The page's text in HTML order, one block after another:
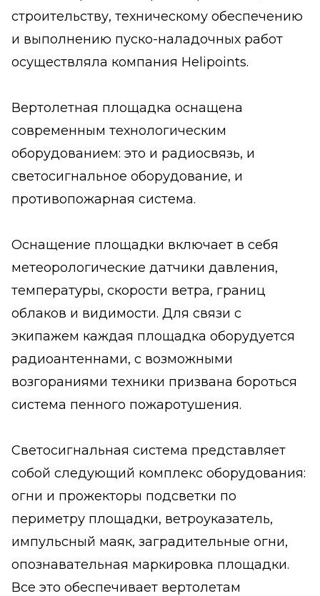
строительству, техническому обеспечению
и выполнению пуско-наладочных работ
осуществляла компания Helipoints.
Вертолетная площадка оснащена
современным технологическим
оборудованием: это и радиосвязь, и
светосигнальное оборудование, и
противопожарная система.
Оснащение площадки включает в себя
метеорологические датчики давления,
температуры, скорости ветра, границ
облаков и видимости. Для связи с
экипажем каждая площадка оборудуется
радиоантеннами, с возможными
возгораниями техники призвана бороться
система пенного пожаротушения.
Светосигнальная система представляет
собой следующий комплекс оборудования:
огни и прожекторы подсветки по
периметру площадки, ветроуказатель,
импульсный маяк, заградительные огни,
опознавательная маркировка площадки.
Все это обеспечивает вертолетам